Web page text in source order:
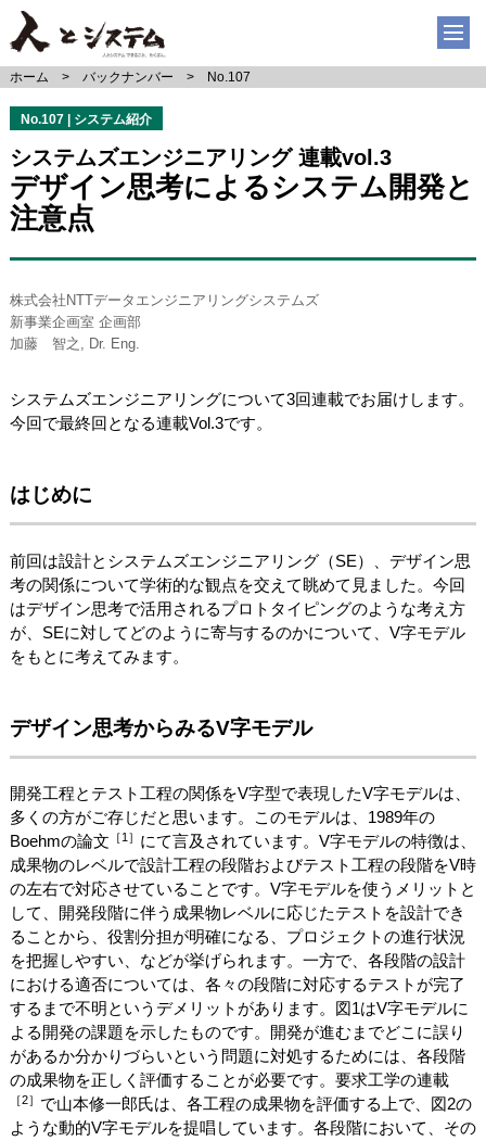
ホーム バックナンバー No.107
No.107 | システム紹介
システムズエンジニアリング 連載vol.3
デザイン思考によるシステム開発と
注意点
株式会社NTTデータエンジニアリングシステムズ
新事業企画室 企画部
加藤 智之, Dr. Eng.
システムズエンジニアリングについて3回連載でお届けします。
今回で最終回となる連載Vol.3です。
はじめに
前回は設計とシステムズエンジニアリング（SE）、デザイン思
考の関係について学術的な観点を交えて眺めて見ました。今回
はデザイン思考で活用されるプロトタイピングのような考え方
が、SEに対してどのように寄与するのかについて、V字モデル
をもとに考えてみます。
デザイン思考からみるV字モデル
開発工程とテスト工程の関係をV字型で表現したV字モデルは、
多くの方がご存じだと思います。このモデルは、1989年の
Boehmの論文 ［1］ にて言及されています。V字モデルの特徴は、
成果物のレベルで設計工程の段階およびテスト工程の段階をV時
の左右で対応させていることです。V字モデルを使うメリットと
して、開発段階に伴う成果物レベルに応じたテストを設計でき
ることから、役割分担が明確になる、プロジェクトの進行状況
を把握しやすい、などが挙げられます。一方で、各段階の設計
における適否については、各々の段階に対応するテストが完了
するまで不明というデメリットがあります。図1はV字モデルに
よる開発の課題を示したものです。開発が進むまでどこに誤り
があるか分かりづらいという問題に対処するためには、各段階
の成果物を正しく評価することが必要です。要求工学の連載
［2］ で山本修一郎氏は、各工程の成果物を評価する上で、図2の
ような動的V字モデルを提唱しています。各段階において、その